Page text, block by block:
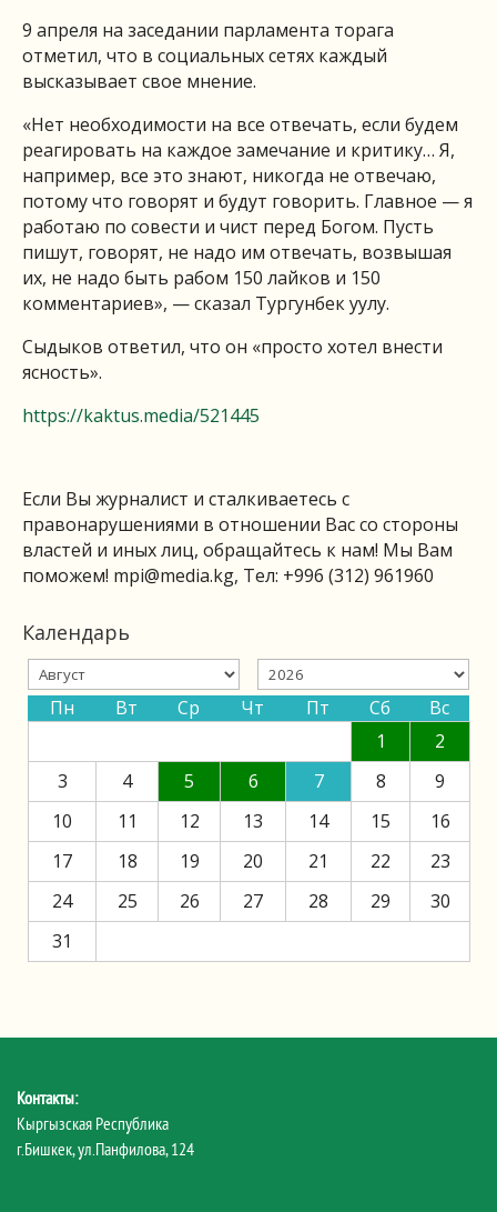
9 апреля на заседании парламента торага
отметил, что в социальных сетях каждый
высказывает свое мнение.
«Нет необходимости на все отвечать, если будем
реагировать на каждое замечание и критику… Я,
например, все это знают, никогда не отвечаю,
потому что говорят и будут говорить. Главное — я
работаю по совести и чист перед Богом. Пусть
пишут, говорят, не надо им отвечать, возвышая
их, не надо быть рабом 150 лайков и 150
комментариев», — сказал Тургунбек уулу.
Сыдыков ответил, что он «просто хотел внести
ясность».
https://kaktus.media/521445
Если Вы журналист и сталкиваетесь с
правонарушениями в отношении Вас со стороны
властей и иных лиц, обращайтесь к нам! Мы Вам
поможем! mpi@media.kg, Тел: +996 (312) 961960
Календарь
Пн Вт Ср Чт Пт Сб
Вс
1
2
3
4 5 6 7 8
9
10
11 12 13 14 15
16
17
18 19 20 21 22
23
24
25 26 27 28 29
30
31
Контакты:
Кыргызская Республика
г.Бишкек, ул.Панфилова, 124